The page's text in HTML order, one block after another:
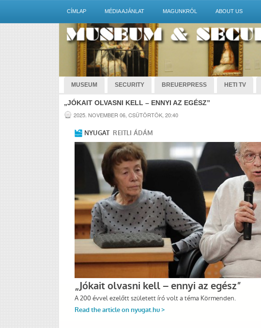
CÍMLAP MÉDIA AJÁNLAT MAGUNKRÓL ABOUT US
MUSEUM SECURITY BREUERPRESS HETI TV
„JÓKAIT OLVASNI KELL – ENNYI AZ EGÉSZ”
2025. NOVEMBER 06, CSÜTÖRTÖK, 20:40